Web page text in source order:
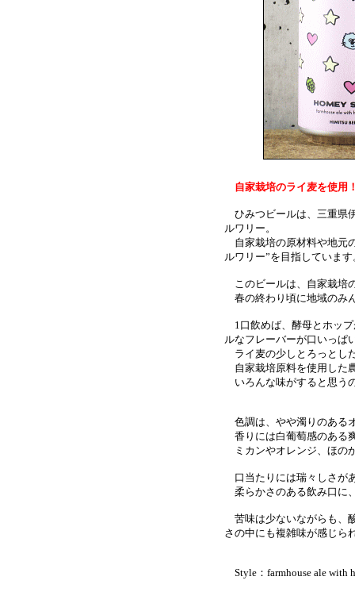
自家栽培のライ麦を使用
ひみつビールは、三重県
ルワリー。
自家栽培の原材料や地元
ルワリー”を目指しています
このビールは、自家栽培
春の終わり頃に地域のみ
1口飲めば、酵母とホップ
ルなフレーバーが口いっぱ
ライ麦の少しとろっとし
自家栽培原料を使用した
いろんな味がすると思う
色調は、やや濁りのある
香りには白葡萄感のある
ミカンやオレンジ、ほの
口当たりには瑞々しさが
柔らかさのある飲み口に
苦味は少ないながらも、
さの中にも複雑味が感じら
Style：farmhouse ale with